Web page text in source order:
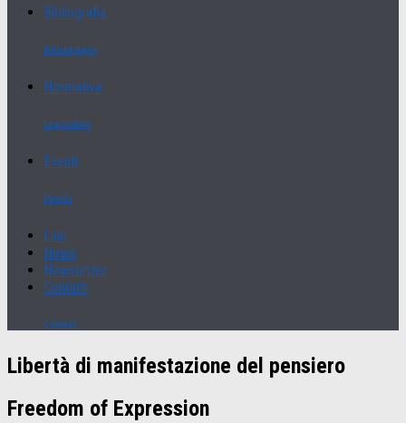
Bibliografia
Bibliography
Normativa
Legislation
Eventi
Events
Link
News
Newsletter
Contatti
Contact
Libertà di manifestazione del pensiero
Freedom of Expression